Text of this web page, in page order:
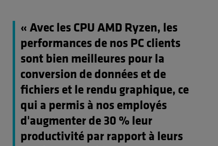
« Avec les CPU AMD Ryzen, les
performances de nos PC clients
sont bien meilleures pour la
conversion de données et de
fichiers et le rendu graphique, ce
qui a permis à nos employés
d'augmenter de 30 % leur
productivité par rapport à leurs